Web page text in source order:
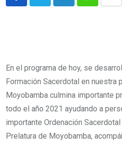
En el programa de hoy, se
Formación Sacerdotal en nuestra
Moyobamba culmina importante
todo el año 2021 ayudando a
importante Ordenación
Prelatura de Moyobamba,